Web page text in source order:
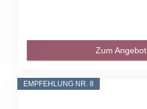
Zum Angebot
EMPFEHLUNG NR. 8